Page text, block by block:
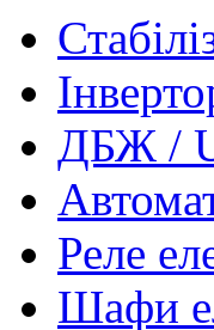
ДБЖ /
Реле
Шафи